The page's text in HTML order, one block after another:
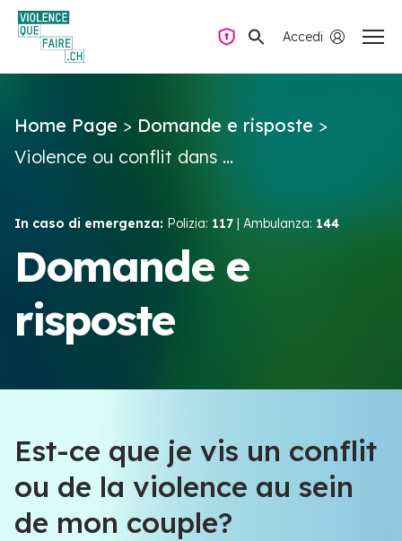
Accedi
Domande e risposte
La violenza all’interno della coppia
Risorse e campagne
Navigazione privata
Home Page > Domande e risposte >
Violence ou conflit dans ...
In caso di emergenza: Polizia: 117 | Ambulanza: 144
Domande e
risposte
Est-ce que je vis un conflit
ou de la violence au sein
de mon couple?